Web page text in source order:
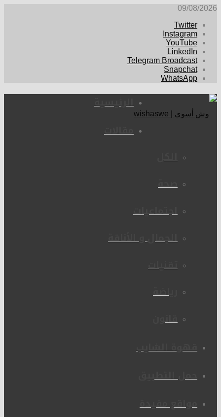
09/08/2026
Twitter
Instagram
YouTube
LinkedIn
Telegram Broadcast
Snapchat
WhatsApp
الرئيسية
مقالات
الكل
صحة
اجتماعيات
الجمال و الأناقة
تقنيات
رياضة
قانون
قهوة الشايب
حمل التطبيق
مواقع مفيدة